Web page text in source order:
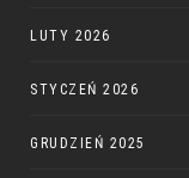
LUTY 2026
STYCZEŃ 2026
GRUDZIEŃ 2025